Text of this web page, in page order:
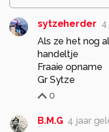
sytzeherder
Als ze het nog
handeltje
Fraaie opname
Gr Sytze
0
B.M.G 4 jaar